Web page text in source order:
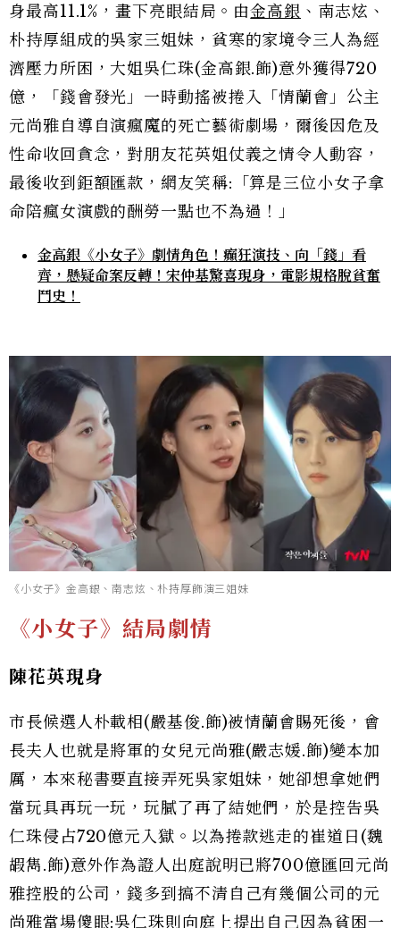
身最高11.1%，畫下亮眼結局。由金高銀 、南志炫、
朴持厚組成的吳家三姐妹，貧寒的家境令三人為經
濟壓力所困，大姐吳仁珠(金高銀.飾)意外獲得720
億，「錢會發光」一時動搖被捲入「情蘭會」公主
元尚雅自導自演瘋魔的死亡藝術劇場，爾後因危及
性命收回貪念，對朋友花英姐仗義之情令人動容，
最後收到鉅額匯款，網友笑稱:「算是三位小女子拿
命陪瘋女演戲的酬勞一點也不為過！」
金高銀《小女子》劇情角色！癲狂演技、向「錢」看
齊，懸疑命案反轉！宋仲基驚喜現身，電影規格脫貧奮
鬥史！
《小女子》金高銀、南志炫、朴持厚飾演三姐妹
《小女子》結局劇情
陳花英現身
市長候選人朴載相(嚴基俊.飾)被情蘭會賜死後，會
長夫人也就是將軍的女兒元尚雅(嚴志媛.飾)變本加
厲，本來秘書要直接弄死吳家姐妹，她卻想拿她們
當玩具再玩一玩，玩膩了再了結她們，於是控告吳
仁珠侵占720億元入獄。以為捲款逃走的崔道日(魏
嘏雋.飾)意外作為證人出庭說明已將700億匯回元尚
雅控股的公司，錢多到搞不清自己有幾個公司的元
尚雅當場傻眼:吳仁珠則向庭上提出自己因為貧困一